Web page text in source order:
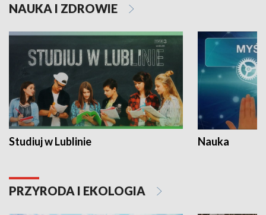
NAUKA I ZDROWIE
Studiuj w Lublinie Nauka
PRZYRODA I EKOLOGIA